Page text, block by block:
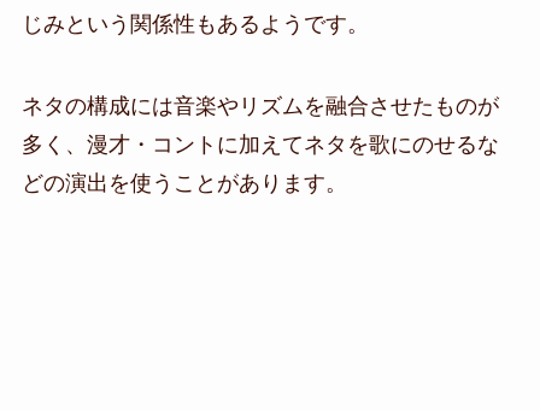
じみという関係性もあるようです。
ネタの構成には音楽やリズムを融合させたものが
多く、漫才・コントに加えてネタを歌にのせるな
どの演出を使うことがあります。